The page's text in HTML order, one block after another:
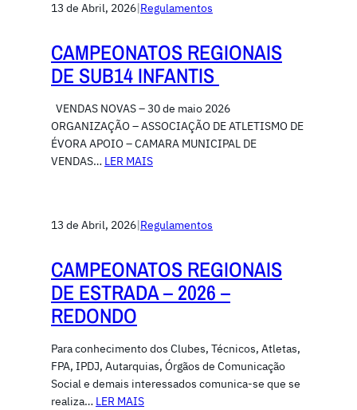
13 de Abril, 2026|Regulamentos
CAMPEONATOS REGIONAIS
DE SUB14 INFANTIS
VENDAS NOVAS – 30 de maio 2026
ORGANIZAÇÃO – ASSOCIAÇÃO DE ATLETISMO DE
ÉVORA APOIO – CAMARA MUNICIPAL DE
VENDAS… LER MAIS
13 de Abril, 2026|Regulamentos
CAMPEONATOS REGIONAIS
DE ESTRADA – 2026 –
REDONDO
Para conhecimento dos Clubes, Técnicos, Atletas,
FPA, IPDJ, Autarquias, Órgãos de Comunicação
Social e demais interessados comunica-se que se
realiza… LER MAIS